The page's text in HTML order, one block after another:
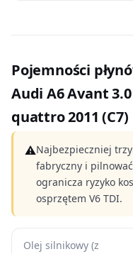
Pojemności
Audi A6 Avant
quattro 2011 (C7)
⚠Najbezpieczniej
fabryczny i
ogranicza ryzyko
osprzętem V6 TDI.
Olej silnikowy (z